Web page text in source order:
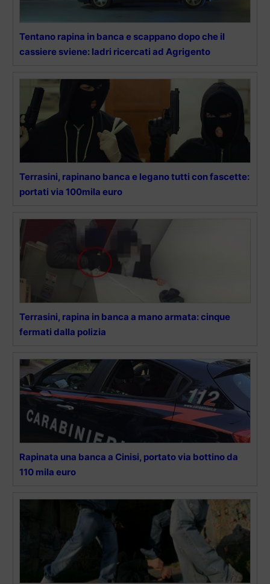
Tentano rapina in banca e scappano dopo che il
cassiere sviene: ladri ricercati ad Agrigento
Terrasini, rapinano banca e legano tutti con fascette:
portati via 100mila euro
Terrasini, rapina in banca a mano armata: cinque
fermati dalla polizia
Rapinata una banca a Cinisi, portato via bottino da
110 mila euro